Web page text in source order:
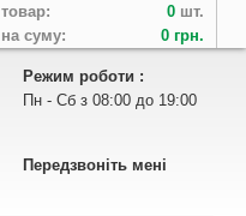
товар: 0 шт.
на суму:
0 грн.
Режим роботи :
Пн - Сб з 08:00 до 19:00
Передзвоніть мені